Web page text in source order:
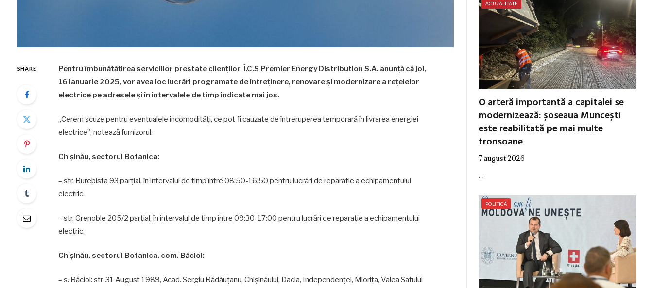
SHARE
Pentru îmbunătățirea serviciilor prestate clienților, Î.C.S Premier Energy Distribution S.A. anunță că joi,
16 ianuarie 2025, vor avea loc lucrări programate de întreținere, renovare și modernizare a rețelelor
electrice pe adresele și în intervalele de timp indicate mai jos.
„Cerem scuze pentru eventualele incomodități, ce pot fi cauzate de întreruperea temporară în livrarea energiei
electrice”, notează furnizorul.
Chişinău, sectorul Botanica:
– str. Burebista 93 parțial, în intervalul de timp între 08:50-16:50 pentru lucrări de reparaţie a echipamentului
electric.
– str. Grenoble 205/2 parțial, în intervalul de timp între 09:30-17:00 pentru lucrări de reparaţie a echipamentului
electric.
Chişinău, sectorul Botanica, com. Băcioi:
– s. Băcioi: str. 31 August 1989, Acad. Sergiu Rădăuţanu, Chişinăului, Dacia, Independenţei, Mioriţa, Valea Satului
ACTUALITATE
O arteră importantă a capitalei se
modernizează: șoseaua Muncești
este reabilitată pe mai multe
tronsoane
7 august 2026
…
POLITICĂ